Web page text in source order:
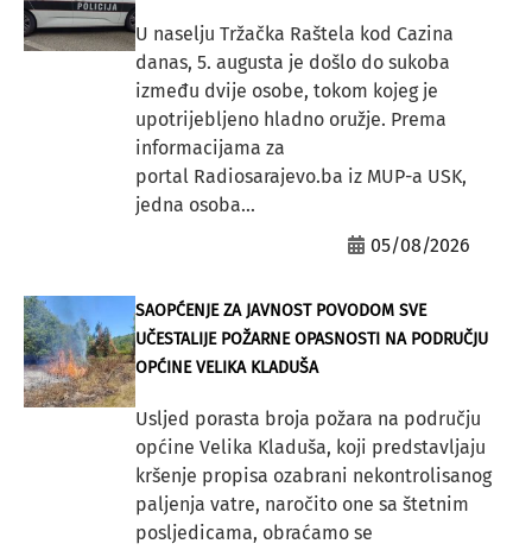
U naselju Tržačka Raštela kod Cazina
danas, 5. augusta je došlo do sukoba
između dvije osobe, tokom kojeg je
upotrijebljeno hladno oružje. Prema
informacijama za
portal Radiosarajevo.ba iz MUP-a USK,
jedna osoba...
05/08/2026
SAOPĆENJE ZA JAVNOST POVODOM SVE
UČESTALIJE POŽARNE OPASNOSTI NA PODRUČJU
OPĆINE VELIKA KLADUŠA
Usljed porasta broja požara na području
općine Velika Kladuša, koji predstavljaju
kršenje propisa ozabrani nekontrolisanog
paljenja vatre, naročito one sa štetnim
posljedicama, obraćamo se